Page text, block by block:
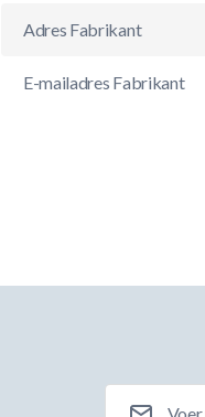
Adres Fabrikant
E-mailadres Fabrikant